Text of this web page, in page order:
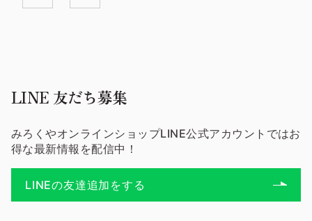
LINE 友だち募集
みろくやオンラインショップLINE公式アカウントではお
得な最新情報を配信中！
LINEの友達追加をする